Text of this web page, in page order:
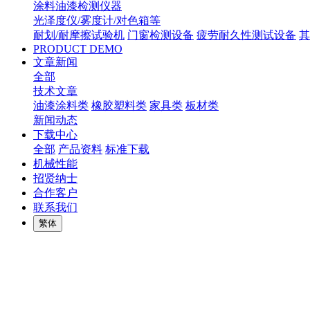
涂料油漆检测仪器
光泽度仪/雾度计/对色箱等
耐划/耐摩擦试验机 门窗检测设备 疲劳耐久性测试设备
PRODUCT DEMO
文章新闻
全部
技术文章
油漆涂料类 橡胶塑料类 家具类 板材类
新闻动态
下载中心
全部 产品资料 标准下载
机械性能
招贤纳士
合作客户
联系我们
繁体